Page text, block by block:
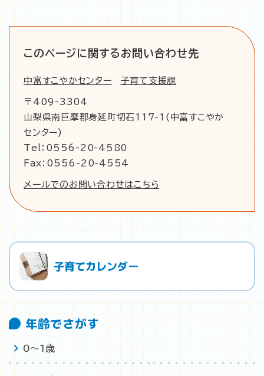
このページに関するお問い合わせ先
中富すこやかセンター 子育て支援課
〒409-3304
山梨県南巨摩郡身延町切石117-1(中富すこやか
センター)
Tel：0556-20-4580
Fax：0556-20-4554
メールでのお問い合わせはこちら
子育てカレンダー
年齢でさがす
0〜1歳